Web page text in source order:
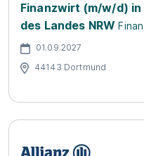
Finanzwirt (m/w/d)
des Landes NRW
01.09.2027
44143 Dortmund